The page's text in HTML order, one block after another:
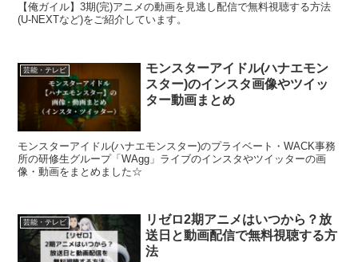
【俺ガイル】3期(完)アニメの動画を見逃し配信で無料視聴する方法
(U-NEXTなど)をご紹介しています。
芸能・テレビ
モンスターアイドル(ハナエモン
スター)のインスタ画像やツイッ
ター動画まとめ
モンスターアイドル(ハナエモンスター)のプライベート・WACK事務
所の研修生グループ「WAgg」ライブのインスタやツイッターの画
像・動画をまとめました☆
芸能・テレビ
リゼロ2期アニメはいつから？放
送日と動画配信で無料視聴する方
法